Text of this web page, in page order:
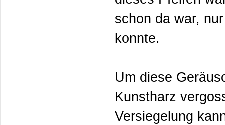
schon da war,
konnte.
Um diese
Kunstharz
Versiegelung